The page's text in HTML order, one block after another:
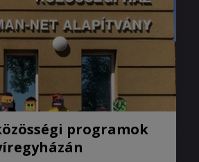
programok